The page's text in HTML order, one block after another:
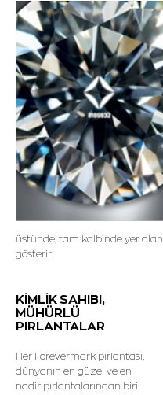
üstünde, tam kalbinde yer
gösterir.
KİMLİK SAHIBI,
MÜHÜRLÜ
PIRLANTALAR
Her Forevermark pırlantası,
dünyanın en güzel ve en
nadir pırlantalarından biri